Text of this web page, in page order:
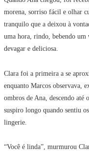
morena, sorriso fácil e olhar
tranquilo que a deixou à
uma hora, rindo, bebendo um
devagar e deliciosa.
Clara foi a primeira a se
enquanto Marcos observava,
ombros de Ana, descendo até
suspiro longo quando sentiu
lingerie.
“Você é linda”, murmurou